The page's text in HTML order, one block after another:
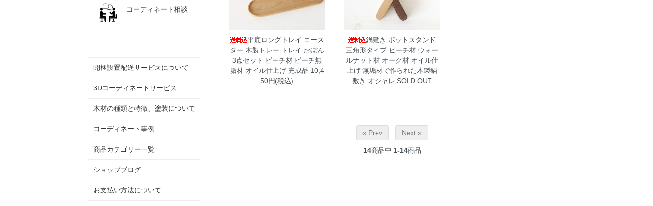
平底ロングトレイ コース
ター 木製トレー トレイ おぼん
3点セット ビーチ材 ビーチ無
垢材 オイル仕上げ 完成品 10,4
50円(税込)
鍋敷き ポットスタンド
三角形タイプ ビーチ材 ウォー
ルナット材 オーク材 オイル仕
上げ 無垢材で作られた木製鍋
敷き オシャレ SOLD OUT
« Prev Next »
14商品中 1-14商品
コーディネート相談
開梱設置配送サービスについて
3Dコーディネートサービス
木材の種類と特徴、塗装について
コーディネート事例
商品カテゴリー一覧
ショップブログ
お支払い方法について